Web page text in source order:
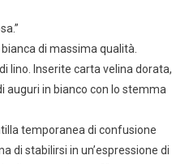
di massima qualità.
lino. Inserite carta velina dorata,
auguri in bianco con lo stemma
temporanea di confusione
di stabilirsi in un’espressione di